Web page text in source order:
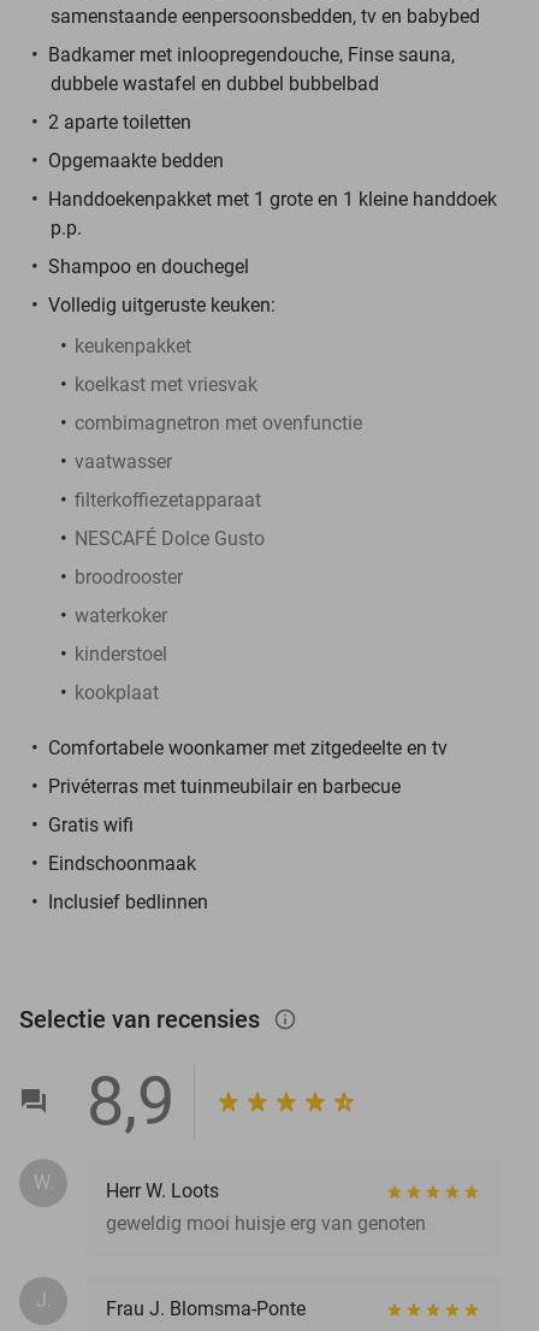
samenstaande eenpersoonsbedden, tv en babybed
Badkamer met inloopregendouche, Finse sauna,
dubbele wastafel en dubbel bubbelbad
2 aparte toiletten
Opgemaakte bedden
Handdoekenpakket met 1 grote en 1 kleine handdoek
p.p.
Shampoo en douchegel
Volledig uitgeruste keuken:
keukenpakket
koelkast met vriesvak
combimagnetron met ovenfunctie
vaatwasser
filterkoffiezetapparaat
NESCAFÉ Dolce Gusto
broodrooster
waterkoker
kinderstoel
kookplaat
Comfortabele woonkamer met zitgedeelte en tv
Privéterras met tuinmeubilair en barbecue
Gratis wifi
Eindschoonmaak
Inclusief bedlinnen
Selectie van recensies info_outlined
8,9
W.
Herr W. Loots
geweldig mooi huisje erg van genoten
J.
Frau J. Blomsma-Ponte